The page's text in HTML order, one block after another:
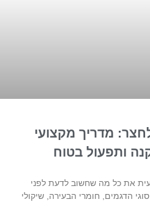
מדריך מקצועי
ותפעול בטוח
את כל מה שחשוב לדעת לפני
הדגמים, חומרי הבעירה, שיקולי